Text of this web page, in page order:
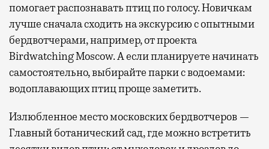
помогает распознавать птиц по голосу. Новичкам
лучше сначала сходить на экскурсию с опытными
бердвотчерами, например, от проекта
Birdwatching Moscow. А если планируете начинать
самостоятельно, выбирайте парки с водоемами:
водоплавающих птиц проще заметить.
Излюбленное место московских бердвотчеров —
Главный ботанический сад, где можно встретить